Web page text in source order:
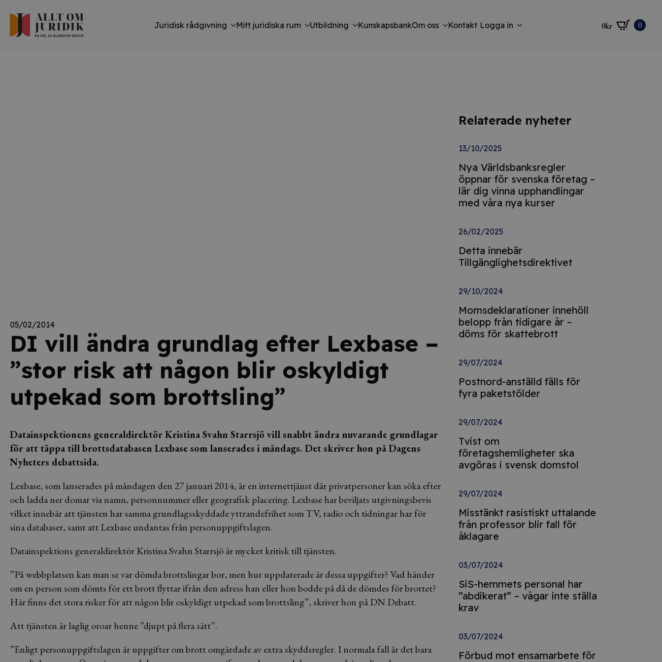
Juridisk rådgivning Mitt juridiska rum Utbildning KunskapsbankOm oss Kontakt Logga in 0kr 0
05/02/2014
DI vill ändra grundlag efter Lexbase –
”stor risk att någon blir oskyldigt
utpekad som brottsling”
Datainspektionens generaldirektör Kristina Svahn Starrsjö vill snabbt ändra nuvarande grundlagar
för att täppa till brottsdatabasen Lexbase som lanserades i måndags. Det skriver hon på Dagens
Nyheters debattsida.
Lexbase, som lanserades på måndagen den 27 januari 2014, är en internettjänst där privatpersoner kan söka efter
och ladda ner domar via namn, personnummer eller geografisk placering. Lexbase har beviljats utgivningsbevis
vilket innebär att tjänsten har samma grundlagsskyddade yttrandefrihet som TV, radio och tidningar har för
sina databaser, samt att Lexbase undantas från personuppgiftslagen.
Datainspektions generaldirektör Kristina Svahn Starrsjö är mycket kritisk till tjänsten.
”På webbplatsen kan man se var dömda brottslingar bor, men hur uppdaterade är dessa uppgifter? Vad händer
om en person som dömts för ett brott flyttar ifrån den adress han eller hon bodde på då de dömdes för brottet?
Här finns det stora risker för att någon blir oskyldigt utpekad som brottsling”, skriver hon på DN Debatt.
Att tjänsten är laglig oroar henne ”djupt på flera sätt”.
”Enligt personuppgiftslagen är uppgifter om brott omgärdade av extra skyddsregler. I normala fall är det bara
Relaterade nyheter
13/10/2025
Nya Världsbanksregler
öppnar för svenska företag –
lär dig vinna upphandlingar
med våra nya kurser
26/02/2025
Detta innebär
Tillgänglighetsdirektivet
29/10/2024
Momsdeklarationer innehöll
belopp från tidigare år –
döms för skattebrott
29/07/2024
Postnord-anställd fälls för
fyra paketstölder
29/07/2024
Tvist om
företagshemligheter ska
avgöras i svensk domstol
29/07/2024
Misstänkt rasistiskt uttalande
från professor blir fall för
åklagare
03/07/2024
SiS-hemmets personal har
”abdikerat” – vågar inte ställa
krav
03/07/2024
Förbud mot ensamarbete för